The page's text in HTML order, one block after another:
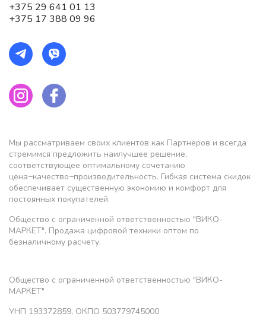
+375 29 641 01 13
+375 17 388 09 96
Мы рассматриваем своих клиентов как Партнеров и всегда
стремимся предложить наилучшее решение,
соответствующее оптимальному сочетанию
цена−качество−производительность. Гибкая система скидок
обеспечивает существенную экономию и комфорт для
постоянных покупателей.
Общество с ограниченной ответственностью "ВИКО-
МАРКЕТ". Продажа цифровой техники оптом по
безналичному расчету.
Общество с ограниченной ответственностью "ВИКО-
МАРКЕТ"
УНП 193372859, ОКПО 503779745000